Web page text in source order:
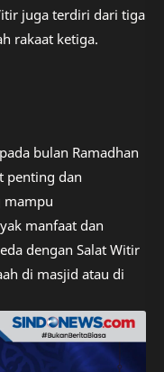
juga terdiri dari tiga
rakaat ketiga.
bulan Ramadhan
penting dan
mampu
manfaat dan
dengan Salat Witir
di masjid atau di